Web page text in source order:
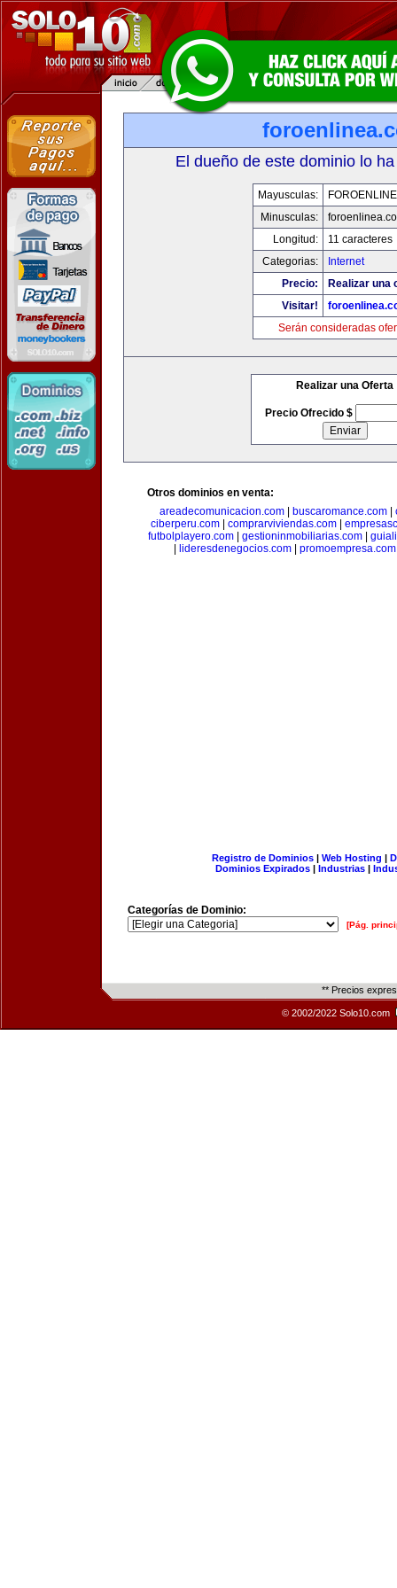
El dueño de este dominio lo
Mayusculas:
Minusculas:
Longitud:
11 caracteres
Categorias:
Internet
Precio:
Realizar una
Visitar!
Serán consideradas
Realizar una Oferta
Precio Ofrecido $
Otros dominios en venta:
areadecomunicacion.com| buscaromance.com|
ciberperu.com
comprarviviendas.com
futbolplayero.com| gestioninmobiliarias.com|
lideresdenegocios.com promoempresa.com
Registro de Dominios| Web Hosting |
Dominios Expirados | Industrias |
Categorías de Dominio:
[Pág.
** Precios
© 2002/2022 Solo10.com